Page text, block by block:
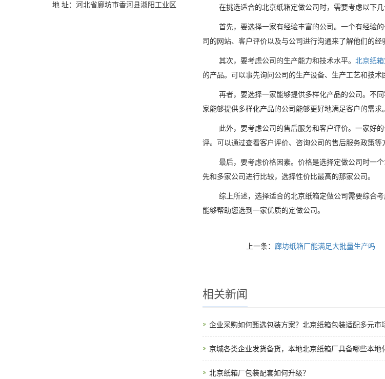
在挑选适合的北京纸箱定做公司时，需要考虑以下几
首先，要选择一家有经验丰富的公司。一个有经验
司的网站、客户评价以及与公司进行沟通来了解他们的经
其次，要考虑公司的生产能力和技术水平。 北京纸
的产品。可以事先询问公司的生产设备、生产工艺和技术
再者，要选择一家能够提供多样化产品的公司。不
家能够提供多样化产品的公司能够更好地满足客户的需求。
此外，要考虑公司的售后服务和客户评价。一家好
评。可以通过查看客户评价、咨询公司的售后服务政策等
最后，要考虑价格因素。价格是选择定做公司时一
先和多家公司进行比较，选择性价比最高的那家公司。
综上所述，选择适合的北京纸箱定做公司需要综合
能够帮助您选到一家优质的定做公司。
上一条： 廊坊纸箱厂能满足大批量生产吗
相关新闻
企业采购如何甄选包装方案？北京纸箱包装适配多元市
京城各类企业发货备货，本地北京纸箱厂具备哪些本地
北京纸箱厂包装配套如何升级？
地 址：河北省廊坊市香河县淑阳工业区